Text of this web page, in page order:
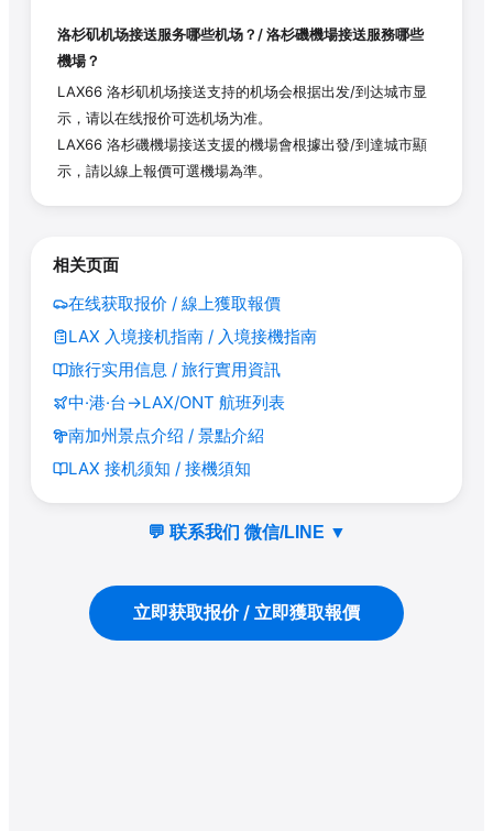
洛杉矶机场接送服务哪些机场？/ 洛杉磯機場接送服務哪些
機場？
LAX66 洛杉矶机场接送支持的机场会根据出发/到达城市显
示，请以在线报价可选机场为准。
LAX66 洛杉磯機場接送支援的機場會根據出發/到達城市顯
示，請以線上報價可選機場為準。
相关页面
在线获取报价 / 線上獲取報價
LAX 入境接机指南 / 入境接機指南
旅行实用信息 / 旅行實用資訊
中·港·台→LAX/ONT 航班列表
南加州景点介绍 / 景點介紹
LAX 接机须知 / 接機須知
💬 联系我们 微信/LINE ▼
立即获取报价 / 立即獲取報價